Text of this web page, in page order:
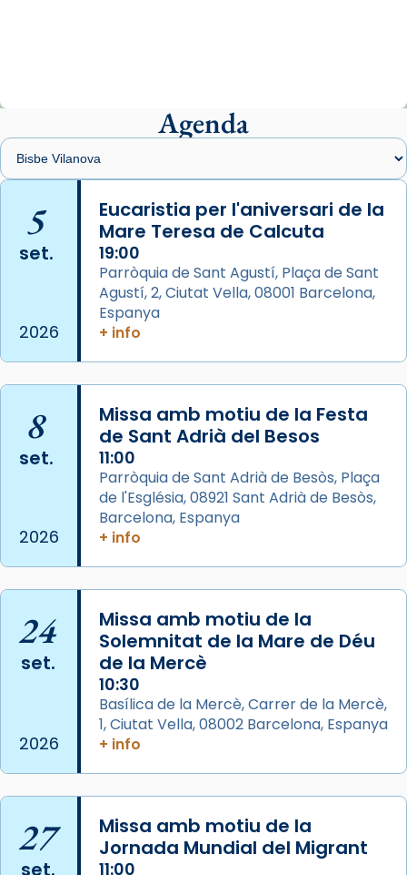
presidit aquest 27 de juliol la missa de Les
Santes de Mataró.
🔗tinyurl.com/cvu5jmbk
📸 J. Merino
Photo
View on Facebook ·
Arquebisbat de Barcelona
de Barcelona.
2 weeks ago
comitè organitzador de la visita apostòlica
del Sant Pare Lleó XIV a Barcelona, i als
col·laboradors, a la Catedral de Barcelona.
L’arquebisbe de Barcelona, el cardenal Joan
Josep Omella, ha presidit la missa i l’ha
concelebrat el bisbe auxiliar de Barcelona,
Mons. David Abadías.
📸 Dr. G. Simón
Photo
View on Facebook · Share
Arquebisbat de Barcelona
2 weeks ago
Memòria de les santes Juliana i
Semproniana, verges i màrtirs.
partir de l’Edat Mitjana sorgeix la tradició
que les santes Juliana (“relatiu a Júlia”) i
Agenda
5
set.
2026
Eucaristia per l'aniversari de la
Mare Teresa de Calcuta
19:00
Parròquia de Sant Agustí, Plaça de Sant
Agustí, 2, Ciutat Vella, 08001 Barcelona,
Espanya
+ info
8
set.
2026
Missa amb motiu de la Festa
de Sant Adrià del Besos
11:00
Parròquia de Sant Adrià de Besòs, Plaça
de l'Església, 08921 Sant Adrià de Besòs,
Barcelona, Espanya
+ info
24
set.
2026
Missa amb motiu de la
Solemnitat de la Mare de Déu
de la Mercè
10:30
Basílica de la Mercè, Carrer de la Mercè,
1, Ciutat Vella, 08002 Barcelona, Espanya
+ info
27
set.
Missa amb motiu de la
Jornada Mundial del Migrant
11:00